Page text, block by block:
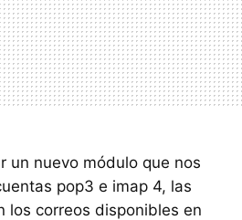
un nuevo módulo que nos
pop3 e imap 4, las
los correos disponibles en